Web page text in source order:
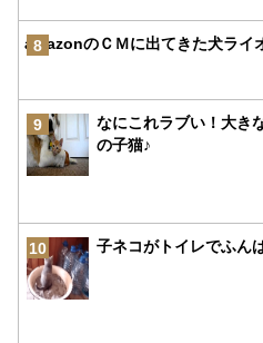
8
amazonのＣＭに出てきた犬ライ
9
なにこれラブい！大き
の子猫♪
10 子ネコがトイレでふん